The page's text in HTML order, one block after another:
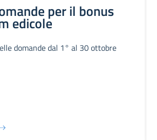
per il bonus
edicole
domande dal 1° al 30 ottobre